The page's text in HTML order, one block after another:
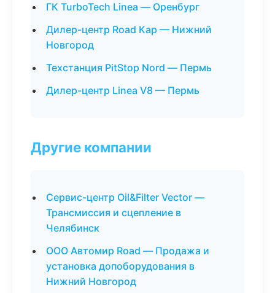
ГК TurboTech Linea — Оренбург
Дилер-центр Road Кар — Нижний
Новгород
Техстанция PitStop Nord — Пермь
Дилер-центр Linea V8 — Пермь
Другие компании
Сервис-центр Oil&Filter Vector —
Трансмиссия и сцепление в
Челябинск
ООО Автомир Road — Продажа и
установка допоборудования в
Нижний Новгород